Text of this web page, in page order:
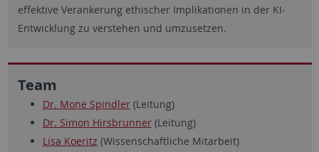
effektive Verankerung ethischer Implikationen in der KI-
Entwicklung zu verstehen und umzusetzen.
Team
Dr. Mone Spindler(Leitung)
Dr. Simon Hirsbrunner(Leitung)
Lisa Koeritz (Wissenschaftliche Mitarbeit)